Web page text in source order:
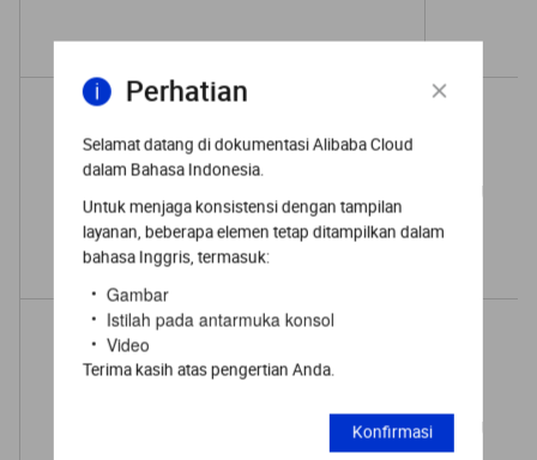
Perhatian
Selamat datang di dokumentasi Alibaba Cloud
dalam Bahasa Indonesia.
Untuk menjaga konsistensi dengan tampilan
layanan, beberapa elemen tetap ditampilkan dalam
bahasa Inggris, termasuk:
Gambar
Istilah pada antarmuka konsol
Video
Terima kasih atas pengertian Anda.
Konfirmasi
string
string